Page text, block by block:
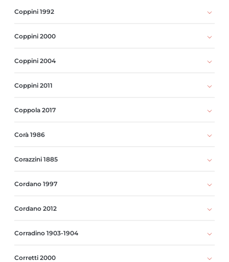
Coppini 1992
Coppini 2000
Coppini 2004
Coppini 2011
Coppola 2017
Corà 1986
Corazzini 1885
Cordano 1997
Cordano 2012
Corradino 1903-1904
Corretti 2000